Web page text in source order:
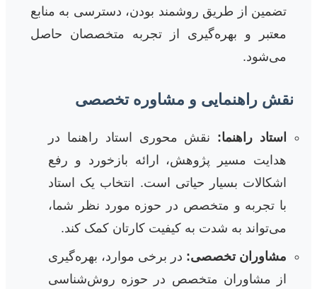
تضمین از طریق روشمند بودن، دسترسی به منابع
معتبر و بهره‌گیری از تجربه متخصصان حاصل
می‌شود.
نقش راهنمایی و مشاوره تخصصی
استاد راهنما: نقش محوری استاد راهنما در
هدایت مسیر پژوهش، ارائه بازخورد و رفع
اشکالات بسیار حیاتی است. انتخاب یک استاد
با تجربه و متخصص در حوزه مورد نظر شما،
می‌تواند به شدت به کیفیت کارتان کمک کند.
مشاوران تخصصی: در برخی موارد، بهره‌گیری
از مشاوران متخصص در حوزه روش‌شناسی